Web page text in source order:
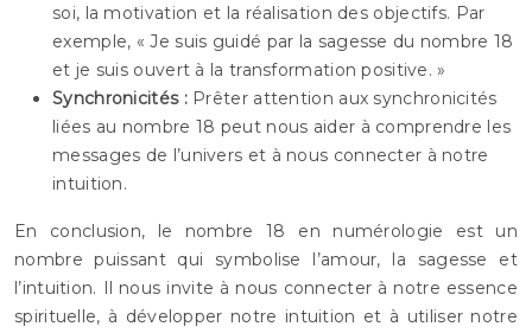
soi, la motivation et la réalisation des objectifs. Par
exemple, « Je suis guidé par la sagesse du nombre 18
et je suis ouvert à la transformation positive. »
Synchronicités : Prêter attention aux synchronicités
liées au nombre 18 peut nous aider à comprendre les
messages de l’univers et à nous connecter à notre
intuition.
En conclusion, le nombre 18 en numérologie est un
nombre puissant qui symbolise l’amour, la sagesse et
l’intuition. Il nous invite à nous connecter à notre essence
spirituelle, à développer notre intuition et à utiliser notre